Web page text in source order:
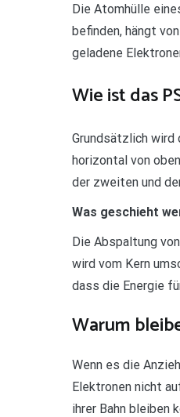
Die Atomhülle
befinden, hängt
geladene
Wie ist das
Grundsätzlich wird
horizontal von
der zweiten und
Was geschieht
Die Abspaltung
wird vom Kern
dass die Energie
Warum
Wenn es die
Elektronen nicht
ihrer Bahn bleiben